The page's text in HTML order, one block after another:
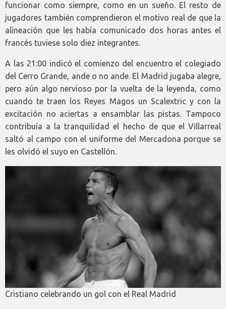
funcionar como siempre, como en un sueño. El resto de
jugadores también comprendieron el motivo real de que la
alineación que les había comunicado dos horas antes el
francés tuviese solo diez integrantes.
A las 21:00 indicó el comienzo del encuentro el colegiado
del Cerro Grande, ande o no ande. El Madrid jugaba alegre,
pero aún algo nervioso por la vuelta de la leyenda, como
cuando te traen los Reyes Magos un Scalextric y con la
excitación no aciertas a ensamblar las pistas. Tampoco
contribuía a la tranquilidad el hecho de que el Villarreal
saltó al campo con el uniforme del Mercadona porque se
les olvidó el suyo en Castellón.
Cristiano celebrando un gol con el Real Madrid